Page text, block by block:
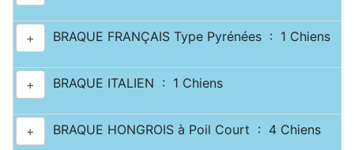
+ BRAQUE FRANÇAIS Type Pyrénées : 1 Chiens
+ BRAQUE ITALIEN : 1 Chiens
+ BRAQUE HONGROIS à Poil Court : 4 Chiens